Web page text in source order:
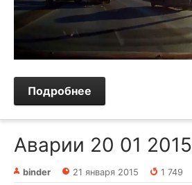
Подробнее
Аварии 20 01 2015
binder 21 января 2015
1 749